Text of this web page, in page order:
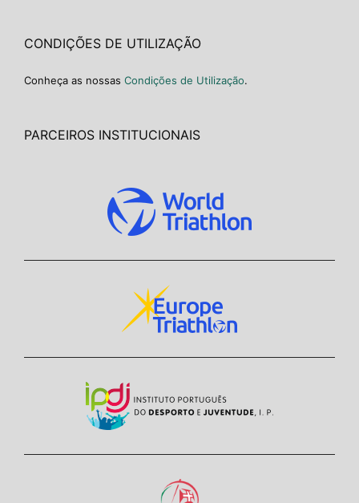
CONDIÇÕES DE UTILIZAÇÃO
Conheça as nossas Condições de Utilização.
PARCEIROS INSTITUCIONAIS